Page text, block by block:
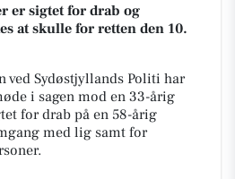
er sigtet for drab og
at skulle for retten den 10.
ved Sydøstjyllands Politi har
i sagen mod en 33-årig
for drab på en 58-årig
med lig samt for